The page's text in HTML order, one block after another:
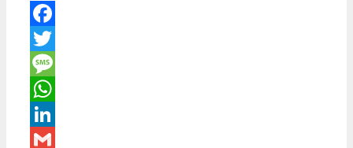
Facebook
Twitter
Message
WhatsApp
LinkedIn